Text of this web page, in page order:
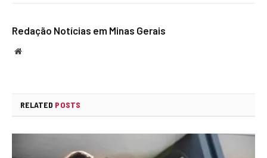
Redação Notícias em Minas Gerais
Website
RELATED POSTS